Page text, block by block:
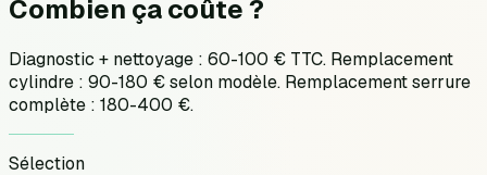
Combien çacoûte ?
Diagnostic + nettoyage : 60-100 € TTC. Remplacement
cylindre : 90-180 € selon modèle. Remplacement serrure
complète : 180-400 €.
Sélection